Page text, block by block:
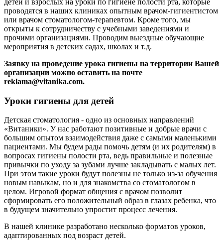
детей и взрослых на уроки по гигиене полости рта, которые
проводятся в наших клиниках опытным врачом-гигиентистом
или врачом стоматологом-терапевтом. Кроме того, мы
открыты к сотрудничеству с учебными заведениями и
прочими организациями. Проводим выездные обучающие
мероприятия в детских садах, школах и т.д.
Заявку на проведение урока гигиены на территории Вашей
организации можно оставить на почте
reklama@vitanika.com.
Уроки гигиены для детей
Детская стоматология - одно из основных направлений
«Витаники». У нас работают позитивные и добрые врачи с
большим опытом взаимодействия даже с самыми маленькими
пациентами. Мы будем рады помочь детям (и их родителям) в
вопросах гигиены полости рта, ведь правильные и полезные
привычки по уходу за зубами лучше закладывать с малых лет.
При этом такие уроки будут полезны не только из-за обучения
новым навыкам, но и для знакомства со стоматологом в
целом. Игровой формат общения с врачом позволит
сформировать его положительный образ в глазах ребенка, что
в будущем значительно упростит процесс лечения.
В нашей клинике разработано несколько форматов уроков,
адаптированных под возраст детей.